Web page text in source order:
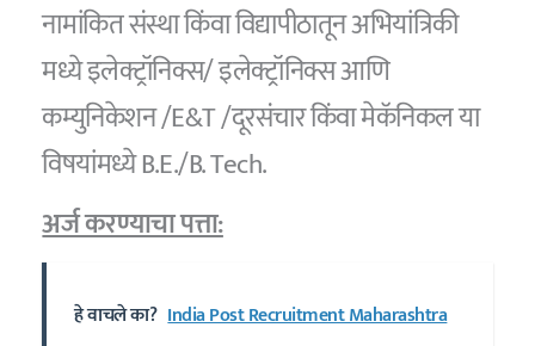
नामांकित संस्था किंवा विद्यापीठातून अभियांत्रिकी
मध्ये इलेक्ट्रॉनिक्स/ इलेक्ट्रॉनिक्स आणि
कम्युनिकेशन /E&T /दूरसंचार किंवा मेकॅनिकल या
विषयांमध्ये B.E./B. Tech.
अर्ज करण्याचा पत्ता:
हे वाचले का? India Post Recruitment Maharashtra